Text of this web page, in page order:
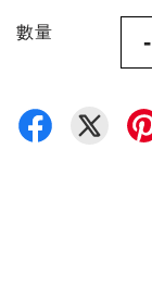
數量 -